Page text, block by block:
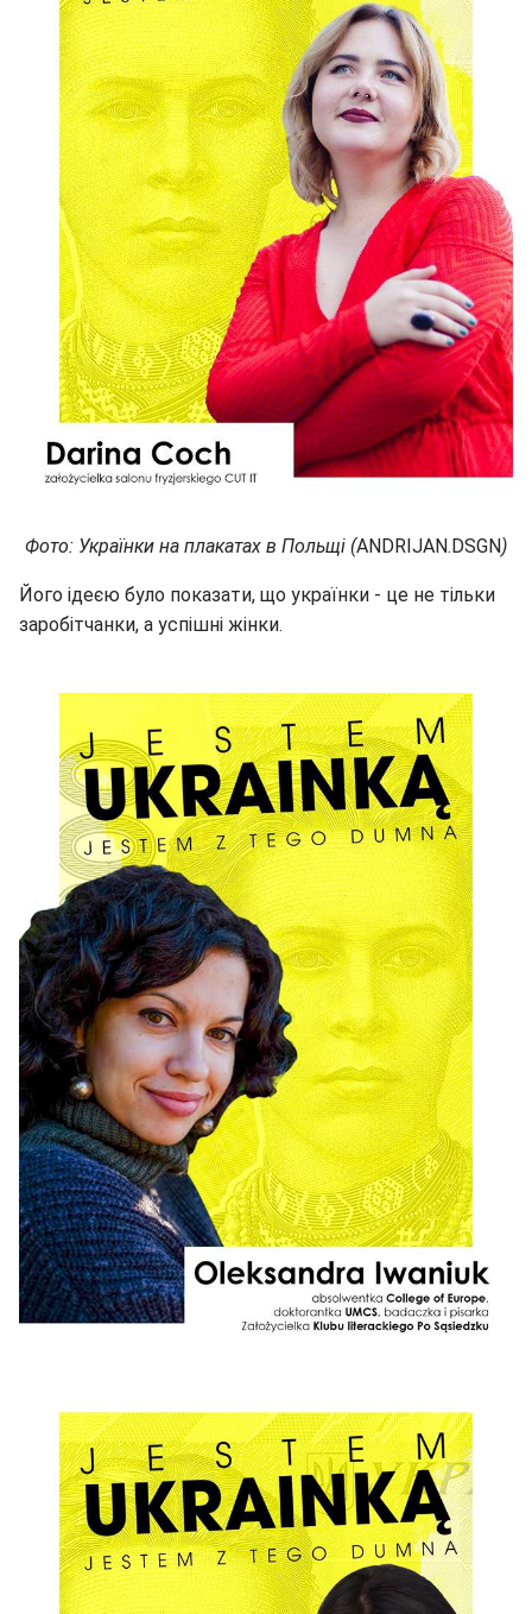
Фото: Українки на плакатах в Польщі (ANDRIJAN.DSGN)
Його ідеєю було показати, що українки - це не тільки
заробітчанки, а успішні жінки.